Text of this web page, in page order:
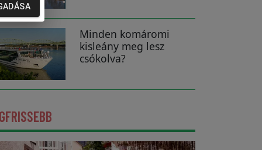
Minden komáromi
kisleány meg lesz
csókolva?